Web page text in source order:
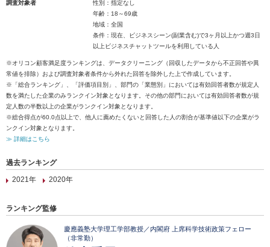
調査対象者
性別：指定なし
年齢：18～69歳
地域：全国
条件：現在、ビジネスシーン(副業含む)で3ヶ月以上かつ週3日
以上ビジネスチャットツールを利用している人
※オリコン顧客満足度ランキングは、データクリーニング（回収したデータから不正回答や異
常値を排除）および調査対象者条件から外れた回答を除外した上で作成しています。
※「総合ランキング」、「評価項目別」、部門の「業態別」においては有効回答者数が規定人
数を満たした企業のみランクイン対象となります。その他の部門においては有効回答者数が規
定人数の半数以上の企業がランクイン対象となります。
※総合得点が60.0点以上で、他人に薦めたくないと回答した人の割合が基準値以下の企業がラ
ンクイン対象となります。
≫ 詳細はこちら
過去ランキング
2021年
2020年
ランキング監修
慶應義塾大学理工学部教授／内閣府 上席科学技術政策フェロー
（非常勤）